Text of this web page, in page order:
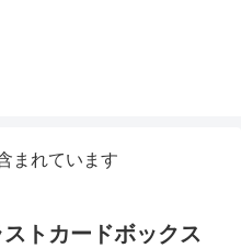
まれています
トカードボックス